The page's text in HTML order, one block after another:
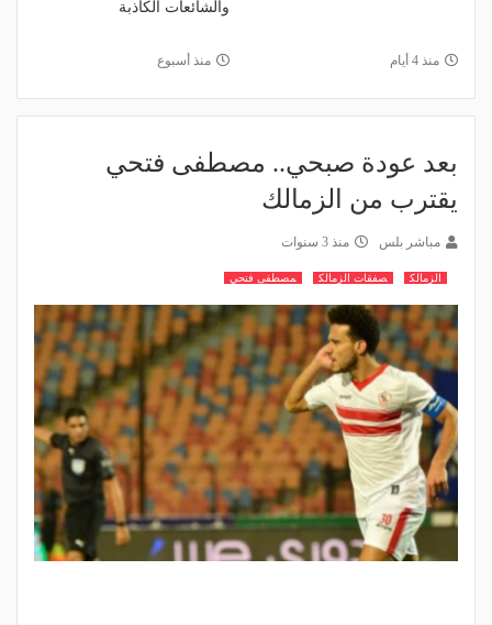
منذ 4 أيام
والشائعات الكاذبة
منذ أسبوع
بعد عودة صبحي.. مصطفى فتحي
يقترب من الزمالك
مباشر بلس منذ 3 سنوات
الزمالك صفقات الزمالك مصطفى فتحي